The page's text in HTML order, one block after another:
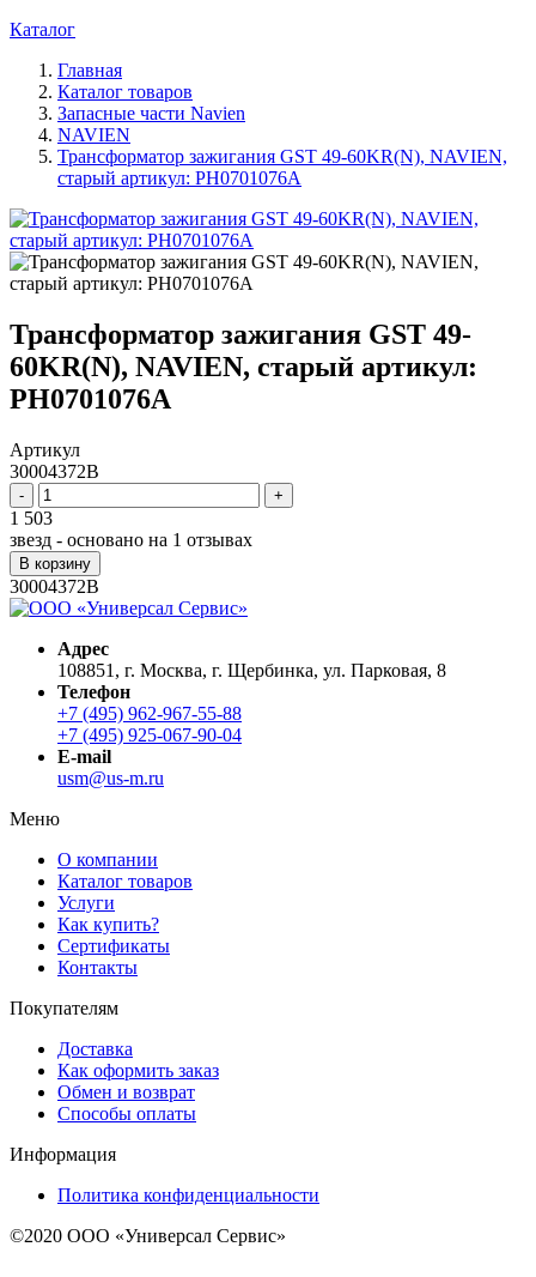
Каталог
Главная
Каталог товаров
Запасные части Navien
NAVIEN
Трансформатор зажигания GST 49-60KR(N), NAVIEN,
старый артикул: PH0701076A
Трансформатор зажигания GST 49-
60KR(N), NAVIEN, старый артикул:
PH0701076A
Артикул
30004372B
- +
1 503
звезд - основано на 1 отзывах
В корзину
30004372B
Адрес
108851, г. Москва, г. Щербинка, ул. Парковая, 8
Телефон
+7 (495) 962-967-55-88
+7 (495) 925-067-90-04
E-mail
usm@us-m.ru
Меню
О компании
Каталог товаров
Услуги
Как купить?
Сертификаты
Контакты
Покупателям
Доставка
Как оформить заказ
Обмен и возврат
Способы оплаты
Информация
Политика конфиденциальности
©2020 ООО «Универсал Сервис»